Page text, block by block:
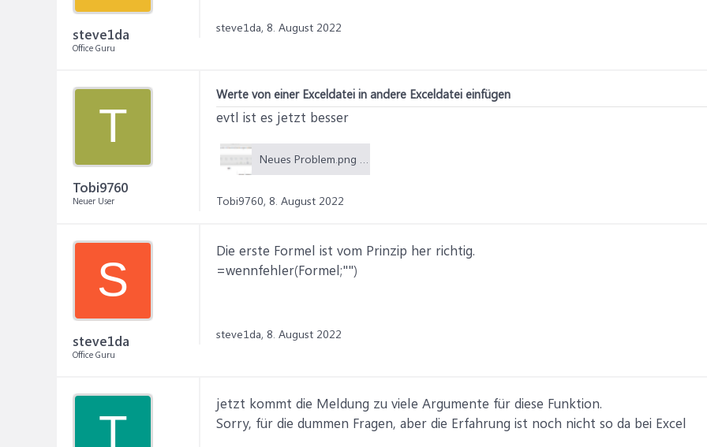
steve1da
Office Guru
steve1da, 8. August 2022
T
Tobi9760
Neuer User
Werte von einer Exceldatei in andere Exceldatei einfügen
evtl ist es jetzt besser
Neues Problem.png (15,2 KB)
Tobi9760, 8. August 2022
S
steve1da
Office Guru
Die erste Formel ist vom Prinzip her richtig.
=wennfehler(Formel;"")
steve1da, 8. August 2022
T
jetzt kommt die Meldung zu viele Argumente für diese Funktion.
Sorry, für die dummen Fragen, aber die Erfahrung ist noch nicht so da bei Excel